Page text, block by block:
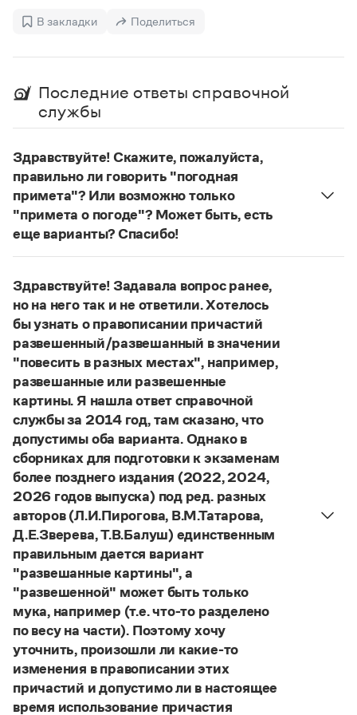
Словари русского языка как государственного
Правила русской орфографии и пунктуации
Русский язык. Краткий теоретический курс
Письмовник
Справочник по пунктуации
Словарь-справочник трудностей
Справочник по фразеологии
Азбучные истины
Словарь-справочник непростые слова
Все справочники портала
Новости и события
Статьи
Монологи
Интервью
Лекции и подкасты
Рекомендуем
Учебник Грамоты
Правила русского языка: от азов до тонкостей
Интерактивные упражнения: от простого к сложному
Скороговорки
Издательство
Словари
Научпоп
Учебники и справочники
Все книги
Словарь русских имён
(1956)
В закладки Поделиться
Последние ответы справочной
службы
Здравствуйте! Скажите, пожалуйста,
правильно ли говорить "погодная
примета"? Или возможно только
"примета о погоде"? Может быть, есть
еще варианты? Спасибо!
Сочетаниепогодные приметыотвечает нормам
сочетанияприметы(хорошей, плохой)погоды
приметы о погоде;приметы, относящиеся
к погоде.
Страница ответа
Здравствуйте! Задавала вопрос ранее,
но на него так и не ответили. Хотелось
бы узнать о правописании причастий
развешенный/развешанный в значении
"повесить в разных местах", например,
развешанные или развешенные
картины. Я нашла ответ справочной
службы за 2014 год, там сказано, что
допустимы оба варианта. Однако в
сборниках для подготовки к экзаменам
более позднего издания (2022, 2024,
2026 годов выпуска) под ред. разных
авторов (Л.И.Пирогова, В.М.Татарова,
Д.Е.Зверева, Т.В.Балуш) единственным
правильным дается вариант
"развешанные картины", а
"развешенной" может быть только
мука, например (т.е. что-то разделено
по весу на части). Поэтому хочу
уточнить, произошли ли какие-то
изменения в правописании этих
причастий и допустимо ли в настоящее
время использование причастия